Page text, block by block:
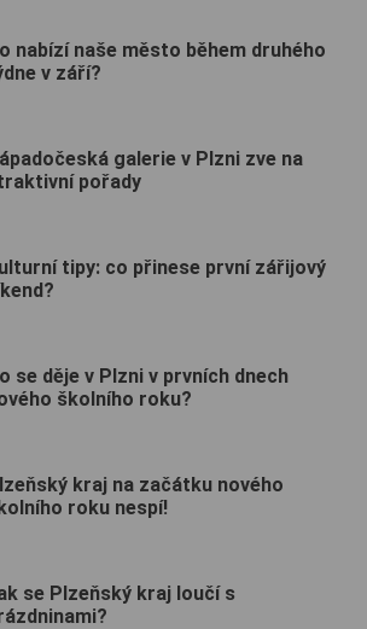
nabízí naše město během druhého
v září?
galerie v Plzni zve na
pořady
tipy: co přinese první zářijový
se děje v Plzni v prvních dnech
školního roku?
kraj na začátku nového
roku nespí!
se Plzeňský kraj loučí s